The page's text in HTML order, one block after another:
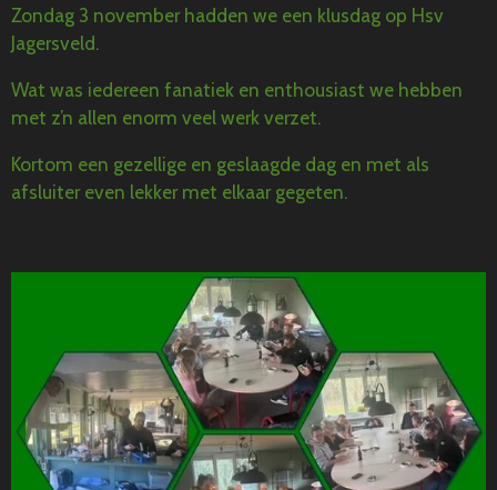
Zondag 3 november hadden we een klusdag op Hsv
Jagersveld.
Wat was iedereen fanatiek en enthousiast we hebben
met z’n allen enorm veel werk verzet.
Kortom een gezellige en geslaagde dag en met als
afsluiter even lekker met elkaar gegeten.